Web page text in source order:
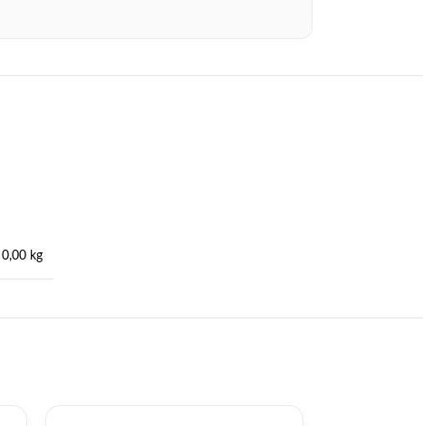
0,00 kg